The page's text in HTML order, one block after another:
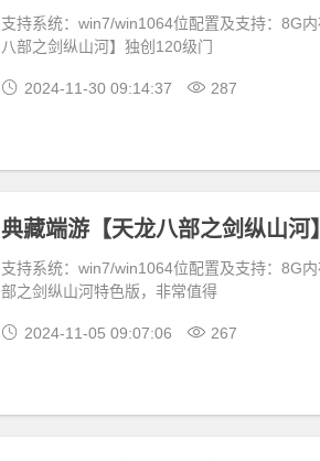
支持系统：win7/win1064位配置及支持：8G
八部之剑纵山河】独创120级门
2024-11-30 09:14:37 287
支持系统：win7/win1064位配置及支持：8G
部之剑纵山河特色版，非常值得
2024-11-05 09:07:06 267